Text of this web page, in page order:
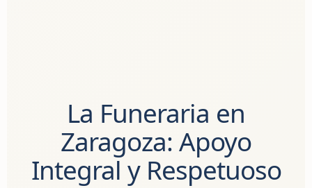
La Funeraria en
Zaragoza: Apoyo
Integral y Respetuoso